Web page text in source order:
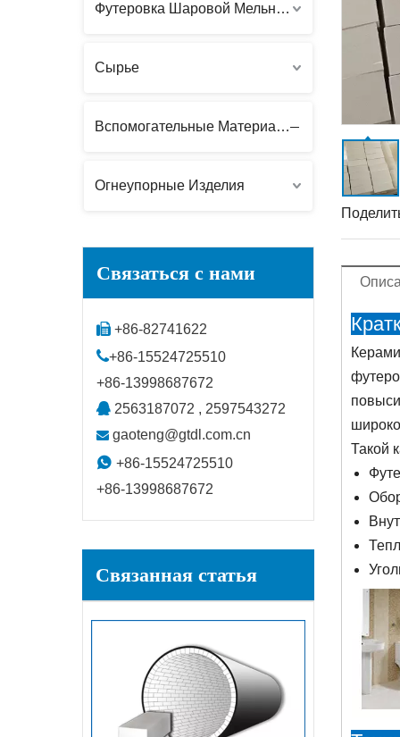
Футеровка Шаровой Мельницы
Сырье
Вспомогательные Материалы
Огнеупорные Изделия
Связаться с нами
 +86-82741622
+86-15524725510
+86-13998687672
 2563187072 , 2597543272
 gaoteng@gtdl.com.cn
 +86-15524725510
+86-13998687672
Связанная статья
Такой